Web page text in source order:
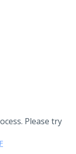
Please try